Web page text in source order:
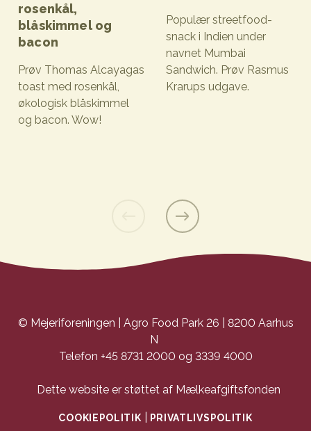
rosenkål,
blåskimmel og
bacon
Prøv Thomas Alcayagas
toast med rosenkål,
økologisk blåskimmel
og bacon. Wow!
Populær streetfood-
snack i Indien under
navnet Mumbai
Sandwich. Prøv Rasmus
Krarups udgave.
© Mejeriforeningen | Agro Food Park 26 | 8200 Aarhus
N
Telefon +45 8731 2000 og 3339 4000
Dette website er støttet af Mælkeafgiftsfonden
COOKIEPOLITIK PRIVATLIVSPOLITIK